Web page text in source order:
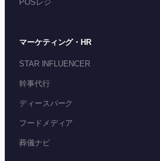
POSレジ
マーケティング・HR
STAR INFLUENCER
幹事代行
ディースパーク
フードメディア
葬儀ナビ